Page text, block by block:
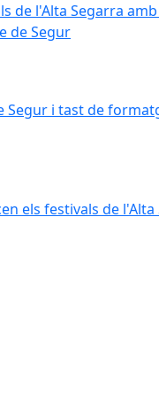
de l'Alta Segarra
de Segur
Segur i tast de
els festivals de
els festivals de l'Alta